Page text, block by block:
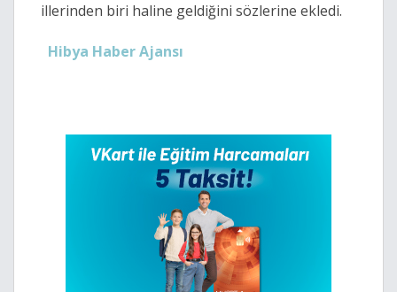
illerinden biri haline geldiğini sözlerine ekledi.
Hibya Haber Ajansı